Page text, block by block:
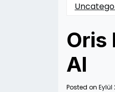
Oris
Al
Posted on Eylül